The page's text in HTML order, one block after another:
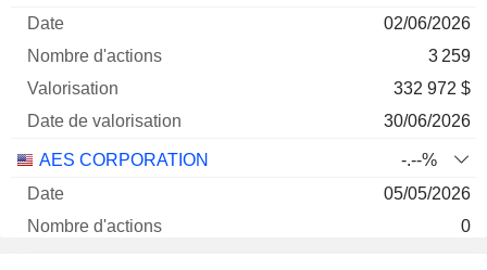
02/06/2026
3 259
332 972 $
30/06/2026
AES CORPORATION
-.--%
05/05/2026
0